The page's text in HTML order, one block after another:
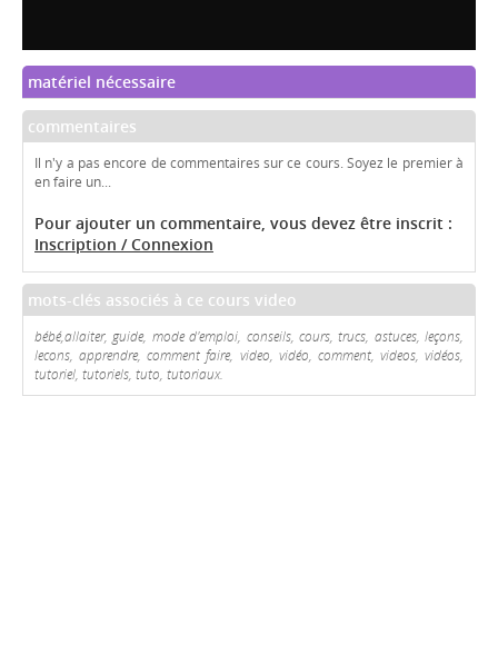
matériel nécessaire
commentaires
Il n'y a pas encore de commentaires sur ce cours. Soyez le premier à
en faire un...
Pour ajouter un commentaire, vous devez être inscrit :
Inscription / Connexion
mots-clés associés à ce cours video
bébé,allaiter, guide, mode d'emploi, conseils, cours, trucs, astuces, leçons,
lecons, apprendre, comment faire, video, vidéo, comment, videos, vidéos,
tutoriel, tutoriels, tuto, tutoriaux.